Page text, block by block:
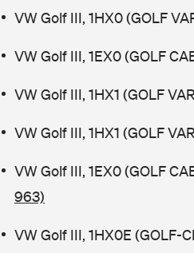
VW Golf III, 1HX0 (GOLF
VW Golf III, 1EX0 (GOLF
VW Golf III, 1HX1 (GOLF
VW Golf III, 1HX1 (GOLF
VW Golf III, 1EX0 (GOLF
963)
VW Golf III, 1HX0E (GOLF-